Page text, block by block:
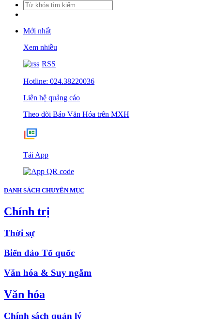
Mới nhất
Xem nhiều
RSS
Hotline: 024.38220036
Liên hệ quảng cáo
Theo dõi Báo Văn Hóa trên MXH
Tải App
DANH SÁCH CHUYÊN MỤC
Chính trị
Thời sự
Biển đảo Tổ quốc
Văn hóa & Suy ngẫm
Văn hóa
Chính sách quản lý